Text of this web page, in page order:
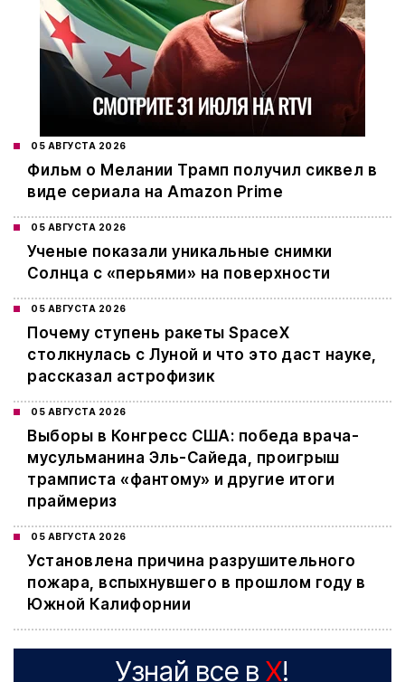
05 АВГУСТА 2026
Фильм о Мелании Трамп получил сиквел в
виде сериала на Amazon Prime
05 АВГУСТА 2026
Ученые показали уникальные снимки
Солнца с «перьями» на поверхности
05 АВГУСТА 2026
Почему ступень ракеты SpaceX
столкнулась с Луной и что это даст науке,
рассказал астрофизик
05 АВГУСТА 2026
Выборы в Конгресс США: победа врача-
мусульманина Эль-Сайеда, проигрыш
трамписта «фантому» и другие итоги
праймериз
05 АВГУСТА 2026
Установлена причина разрушительного
пожара, вспыхнувшего в прошлом году в
Южной Калифорнии
Узнай все в X!